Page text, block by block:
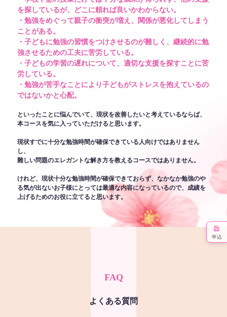
を探しているが、どこに頼れば良いかわからない。
・勉強をめぐって親子の衝突が増え、関係が悪化してしまう
ことがある。
・子どもに勉強の習慣をつけさせるのが難しく、継続的に勉
強させるための工夫に苦労している。
・子どもの学習の遅れについて、適切な支援を探すことに苦
労している。
・勉強が苦手なことにより子どもがストレスを抱えているの
ではないかと心配。
といったことに悩んでいて、現状を改善したいと考えているならば、
本コースを気に入っていただけると思います。
現状すでに十分な勉強時間が確保できている人向けではありません
し、
難しい問題のエレガントな解き方を教えるコースではありません。
けれど、現状十分な勉強時間が確保できておらず、なかなか勉強のや
る気が出ないお子様にとっては最適な内容になっているので、成績を
上げるためのお役に立てると思います。
FAQ
よくある質問
申込